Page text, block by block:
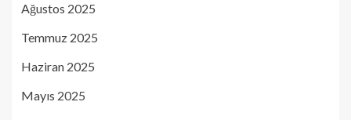
Ağustos 2025
Temmuz 2025
Haziran 2025
Mayıs 2025